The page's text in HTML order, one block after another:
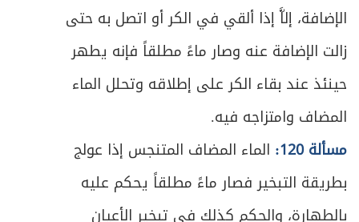
الإضافة، إلاَّ إذا ألقي في الكر أو اتصل به حتى
زالت الإضافة عنه وصار ماءً مطلقاً فإنه يطهر
حينئذ عند بقاء الكر على إطلاقه وتحلل الماء
المضاف وامتزاجه فيه.
مسألة 120:
الماء المضاف المتنجس إذا عولج
بطريقة التبخير فصار ماءً مطلقاً يحكم عليه
بالطهارة، والحكم كذلك في تبخير الأعيان